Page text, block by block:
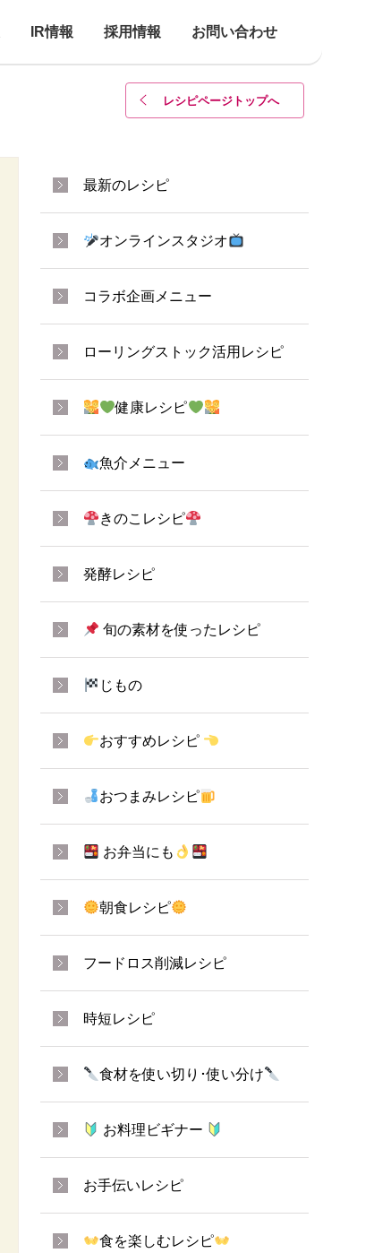
IR情報 採用情報 お問い合わせ
レシピページトップへ
最新のレシピ
オンラインスタジオ
コラボ企画メニュー
ローリングストック活用レシピ
健康レシピ
魚介メニュー
きのこレシピ
発酵レシピ
旬の素材を使ったレシピ
じもの
おすすめレシピ
おつまみレシピ
お弁当にも
朝食レシピ
フードロス削減レシピ
時短レシピ
食材を使い切り･使い分け
お料理ビギナー
お手伝いレシピ
食を楽しむレシピ